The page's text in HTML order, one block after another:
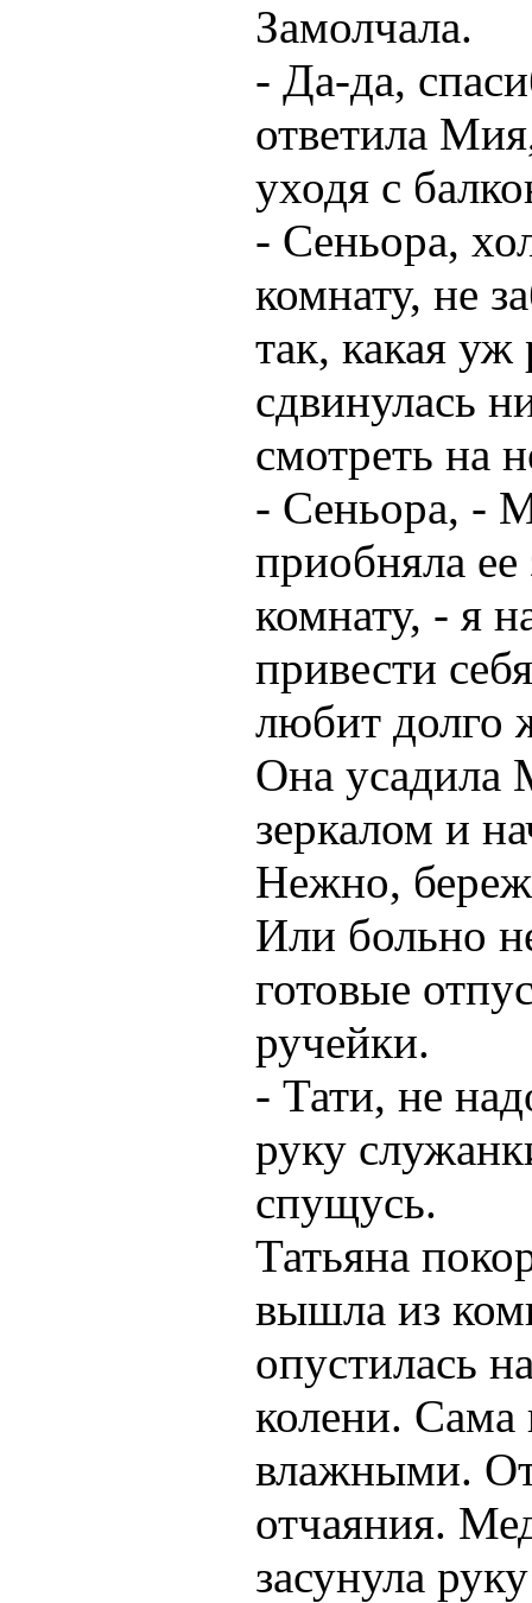
Замолчала.
- Да-да,
ответила
уходя с
- Сеньора,
комнату, не
так, какая
сдвинулась
смотреть на
- Сеньора, -
приобняла ее
комнату, - я
привести
любит долго
Она усадила
зеркалом и
Нежно,
Или больно
готовые
ручейки.
- Тати, не
руку
спущусь.
Татьяна
вышла из
опустилась
колени. Сама
влажными. От
отчаяния.
засунула